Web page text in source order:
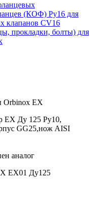
(КОФ) Ру16 для
клапанов CV16
прокладки, болты) для
Orbinox EX
EX Ду 125 Ру10,
GG25,нож AISI
аналог